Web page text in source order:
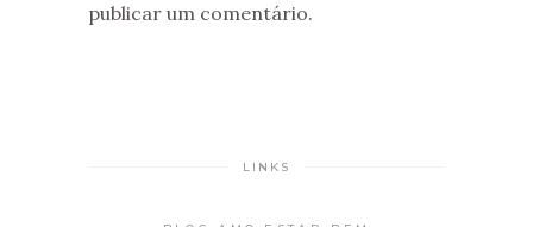
publicar um comentário.
LINKS